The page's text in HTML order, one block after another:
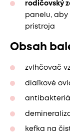
rodičovský
panelu, aby
prístroja
Obsah
zvlhčovač
diaľkové
kefka na